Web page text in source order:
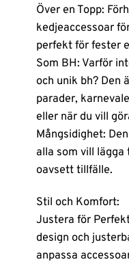
Över en Topp:
kedjeaccessoar
perfekt för fester
Som BH: Varför
och unik bh? Den
parader,
eller när du vill
Mångsidighet:
alla som vill
oavsett tillfälle.
Stil och Komfort:
Justera för
design och
anpassa